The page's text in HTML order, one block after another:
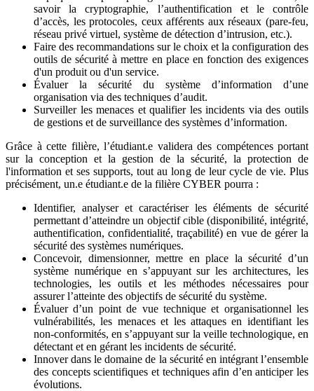
savoir la cryptographie, l’authentification et le contrôle
d’accès, les protocoles, ceux afférents aux réseaux (pare-feu,
réseau privé virtuel, système de détection d’intrusion, etc.).
Faire des recommandations sur le choix et la configuration des
outils de sécurité à mettre en place en fonction des exigences
d'un produit ou d'un service.
Évaluer la sécurité du système d’information d’une
organisation via des techniques d’audit.
Surveiller les menaces et qualifier les incidents via des outils
de gestions et de surveillance des systèmes d’information.
Grâce à cette filière, l’étudiant.e validera des compétences portant
sur la conception et la gestion de la sécurité, la protection de
l'information et ses supports, tout au long de leur cycle de vie. Plus
précisément, un.e étudiant.e de la filière CYBER pourra :
Identifier, analyser et caractériser les éléments de sécurité
permettant d’atteindre un objectif cible (disponibilité, intégrité,
authentification, confidentialité, traçabilité) en vue de gérer la
sécurité des systèmes numériques.
Concevoir, dimensionner, mettre en place la sécurité d’un
système numérique en s’appuyant sur les architectures, les
technologies, les outils et les méthodes nécessaires pour
assurer l’atteinte des objectifs de sécurité du système.
Évaluer d’un point de vue technique et organisationnel les
vulnérabilités, les menaces et les attaques en identifiant les
non-conformités, en s’appuyant sur la veille technologique, en
détectant et en gérant les incidents de sécurité.
Innover dans le domaine de la sécurité en intégrant l’ensemble
des concepts scientifiques et techniques afin d’en anticiper les
évolutions.